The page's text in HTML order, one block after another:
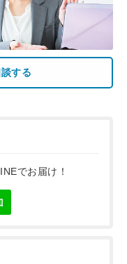
する
でお届け！